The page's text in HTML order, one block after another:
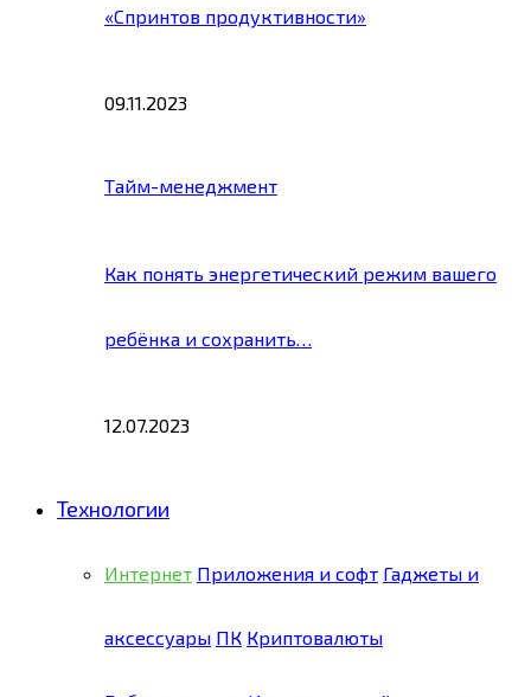
«Спринтов продуктивности»
09.11.2023
Тайм-менеджмент
Как понять энергетический режим вашего
ребёнка и сохранить…
12.07.2023
Технологии
Интернет Приложения и софт Гаджеты и
аксессуары ПК Криптовалюты